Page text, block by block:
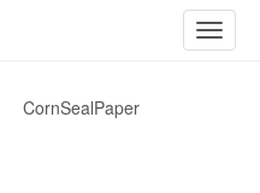
ein-/
CornSealPaper